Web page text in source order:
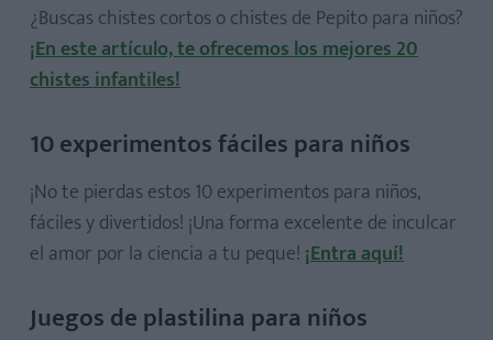
¿Buscas chistes cortos o chistes de Pepito para niños?
¡En este artículo, te ofrecemos los mejores 20
chistes infantiles!
10 experimentos fáciles para niños
¡No te pierdas estos 10 experimentos para niños,
fáciles y divertidos! ¡Una forma excelente de inculcar
el amor por la ciencia a tu peque! ¡Entra aquí!
Juegos de plastilina para niños